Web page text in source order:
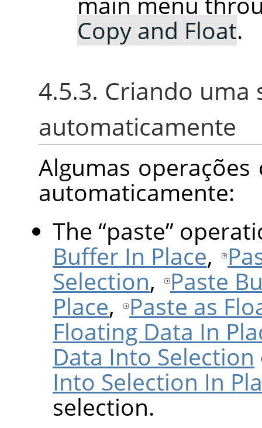
Copy and Float.
4.5.3. Criando
automaticamente
Algumas
automaticamente:
The “paste”
Buffer In Place,
Selection, Paste
Place, Paste as
Floating Data In
Data Into Selection
Into Selection In
selection.